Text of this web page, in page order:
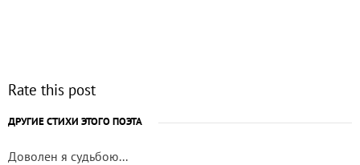
Rate this post
ДРУГИЕ СТИХИ ЭТОГО ПОЭТА
Доволен я судьбою...